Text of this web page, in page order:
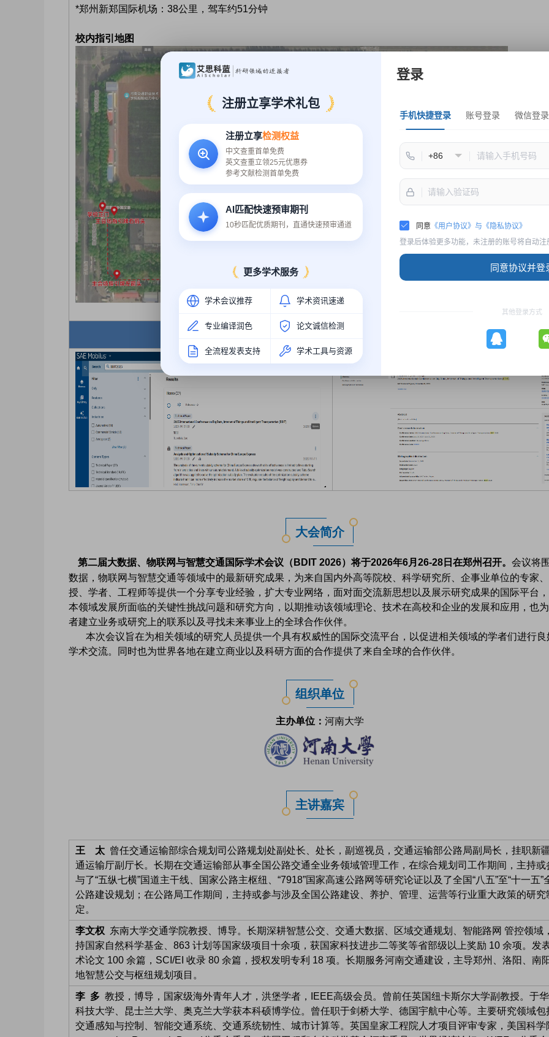
注册立享学术礼包
注册立享检测权益
中文查重首单免费
英文查重立领25元优惠券
参考文献检测首单免费
AI匹配快速预审期刊
10秒匹配优质期刊，直通快速预审通道
更多学术服务
学术会议推荐 学术资讯速递
专业编译润色 论文诚信检测
全流程发表支持 学术工具与资源
登录
手机快捷登录 账号登录 微信登录
同意 《用户协议》与《隐私协议》
登录后体验更多功能，未注册的账号将自动注
同意协议并登
其他登录方式
*郑州新郑国际机场：38公里，驾车约51分钟
校内指引地图
BDIT 2025已完成EI核心检索
大会简介
第二届大数据、物联网与智慧交通国际学术会议（BDIT 2026）将于2026年6月26-28日在郑州召开。 会议将
数据，物联网与智慧交通等领域中的最新研究成果，为来自国内外高等院校、科学研究所、企事业单位的专家
授、学者、工程师等提供一个分享专业经验，扩大专业网络，面对面交流新思想以及展示研究成果的国际平台
本领域发展所面临的关键性挑战问题和研究方向，以期推动该领域理论、技术在高校和企业的发展和应用，也
者建立业务或研究上的联系以及寻找未来事业上的全球合作伙伴。
本次会议旨在为相关领域的研究人员提供一个具有权威性的国际交流平台，以促进相关领域的学者们进行良
学术交流。同时也为世界各地在建立商业以及科研方面的合作提供了来自全球的合作伙伴。
组织单位
主办单位： 河南大学
主讲嘉宾
王 太 曾任交通运输部综合规划司公路规划处副处长、处长，副巡视员，交通运输部公路局副局长，挂职新
通运输厅副厅长。长期在交通运输部从事全国公路交通全业务领域管理工作，在综合规划司工作期间，主持或
与了“五纵七横”国道主干线、国家公路主枢纽、“7918”国家高速公路网等研究论证以及了全国“八五”至“十一五”
公路建设规划；在公路局工作期间，主持或参与涉及全国公路建设、养护、管理、运营等行业重大政策的研究
定。
李文权 东南大学交通学院教授、博导。长期深耕智慧公交、交通大数据、区域交通规划、智能路网 管控领域
持国家自然科学基金、863 计划等国家级项目十余项，获国家科技进步二等奖等省部级以上奖励 10 余项。发
术论文 100 余篇，SCI/EI 收录 80 余篇，授权发明专利 18 项。长期服务河南交通建设，主导郑州、洛阳、南
地智慧公交与枢纽规划项目。
李 多 教授，博导，国家级海外青年人才，洪堡学者，IEEE高级会员。曾前任英国纽卡斯尔大学副教授。于
科技大学、昆士兰大学、奥克兰大学获本科硕博学位。曾任职于剑桥大学、德国宇航中心等。主要研究领域包
交通感知与控制、智能交通系统、交通系统韧性、城市计算等。英国皇家工程院人才项目评审专家，美国科学